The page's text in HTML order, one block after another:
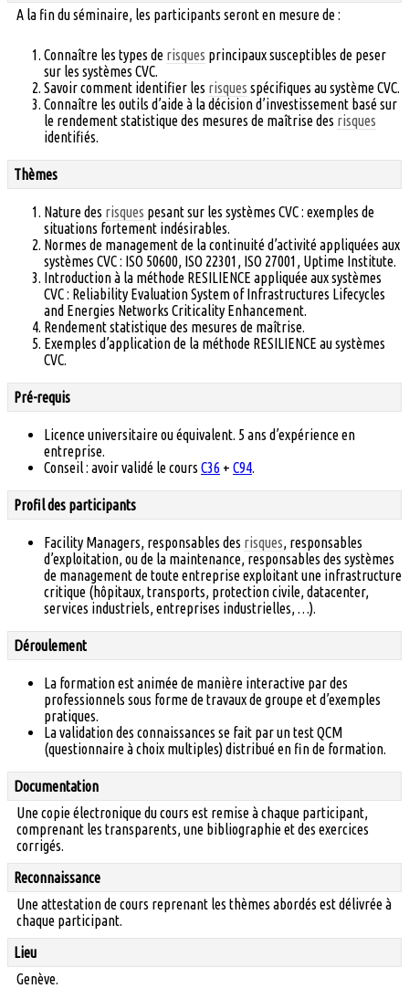
A la fin du séminaire, les participants seront en mesure de :
Connaître les types de risques principaux susceptibles de peser
sur les systèmes CVC.
Savoir comment identifier les risques spécifiques au système CVC.
Connaître les outils d’aide à la décision d’investissement basé sur
le rendement statistique des mesures de maîtrise des risques
identifiés.
Thèmes
Nature des risques pesant sur les systèmes CVC : exemples de
situations fortement indésirables.
Normes de management de la continuité d’activité appliquées aux
systèmes CVC : ISO 50600, ISO 22301, ISO 27001, Uptime Institute.
Introduction à la méthode RESILIENCE appliquée aux systèmes
CVC : Reliability Evaluation System of Infrastructures Lifecycles
and Energies Networks Criticality Enhancement.
Rendement statistique des mesures de maîtrise.
Exemples d’application de la méthode RESILIENCE au systèmes
CVC.
Pré-requis
Licence universitaire ou équivalent. 5 ans d’expérience en
entreprise.
Conseil : avoir validé le cours C36 + C94.
Profil des participants
Facility Managers, responsables des risques, responsables
d’exploitation, ou de la maintenance, responsables des systèmes
de management de toute entreprise exploitant une infrastructure
critique (hôpitaux, transports, protection civile, datacenter,
services industriels, entreprises industrielles, …).
Déroulement
La formation est animée de manière interactive par des
professionnels sous forme de travaux de groupe et d’exemples
pratiques.
La validation des connaissances se fait par un test QCM
(questionnaire à choix multiples) distribué en fin de formation.
Documentation
Une copie électronique du cours est remise à chaque participant,
comprenant les transparents, une bibliographie et des exercices
corrigés.
Reconnaissance
Une attestation de cours reprenant les thèmes abordés est délivrée à
chaque participant.
Lieu
Genève.